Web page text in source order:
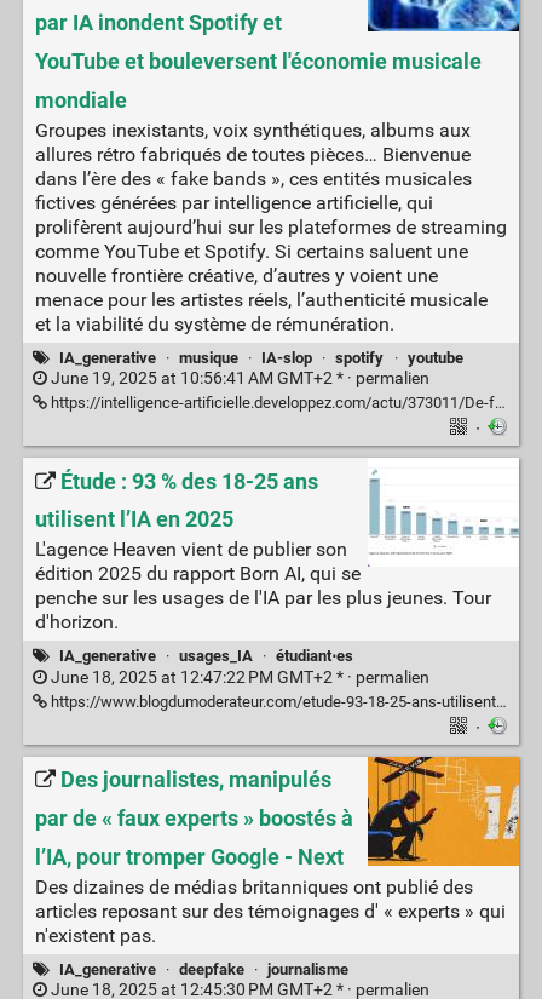
par IA inondent Spotify et
YouTube et bouleversent l'économie musicale
mondiale
Groupes inexistants, voix synthétiques, albums aux
allures rétro fabriqués de toutes pièces… Bienvenue
dans l’ère des « fake bands », ces entités musicales
fictives générées par intelligence artificielle, qui
prolifèrent aujourd’hui sur les plateformes de streaming
comme YouTube et Spotify. Si certains saluent une
nouvelle frontière créative, d’autres y voient une
menace pour les artistes réels, l’authenticité musicale
et la viabilité du système de rémunération.
IA_generative · musique · IA-slop · spotify · youtube
June 19, 2025 at 10:56:41 AM GMT+2 * · permalien
https://intelligence-artificielle.developpez.com/actu/373011/De-faux-artistes-de-vrais-revenus-des-chansons-generees-par-IA-inondent-Spotify-et-YouTube-et-bouleversent-l-economie-musicale-mondiale-en-exploitant-les-failles-du-systeme-de-remuneration-du-streaming/
·
Étude : 93 % des 18-25 ans
utilisent l’IA en 2025
L'agence Heaven vient de publier son
édition 2025 du rapport Born AI, qui se
penche sur les usages de l'IA par les plus jeunes. Tour
d'horizon.
IA_generative · usages_IA · étudiant⋅es
June 18, 2025 at 12:47:22 PM GMT+2 * · permalien
https://www.blogdumoderateur.com/etude-93-18-25-ans-utilisent-ia-2025/
·
Des journalistes, manipulés
par de « faux experts » boostés à
l’IA, pour tromper Google - Next
Des dizaines de médias britanniques ont publié des
articles reposant sur des témoignages d' « experts » qui
n'existent pas.
IA_generative · deepfake · journalisme
June 18, 2025 at 12:45:30 PM GMT+2 * · permalien